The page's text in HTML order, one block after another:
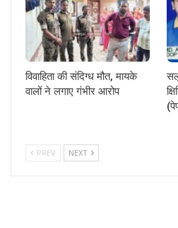
विवाहिता की संदिग्ध मौत, मायके
वालों ने लगाए गंभीर आरोप
PREV NEXT